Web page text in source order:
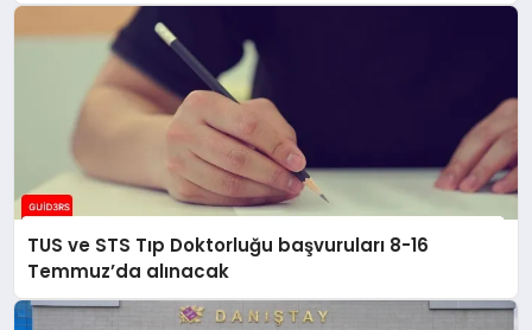
TUS ve STS Tıp Doktorluğu başvuruları 8-16
Temmuz’da alınacak